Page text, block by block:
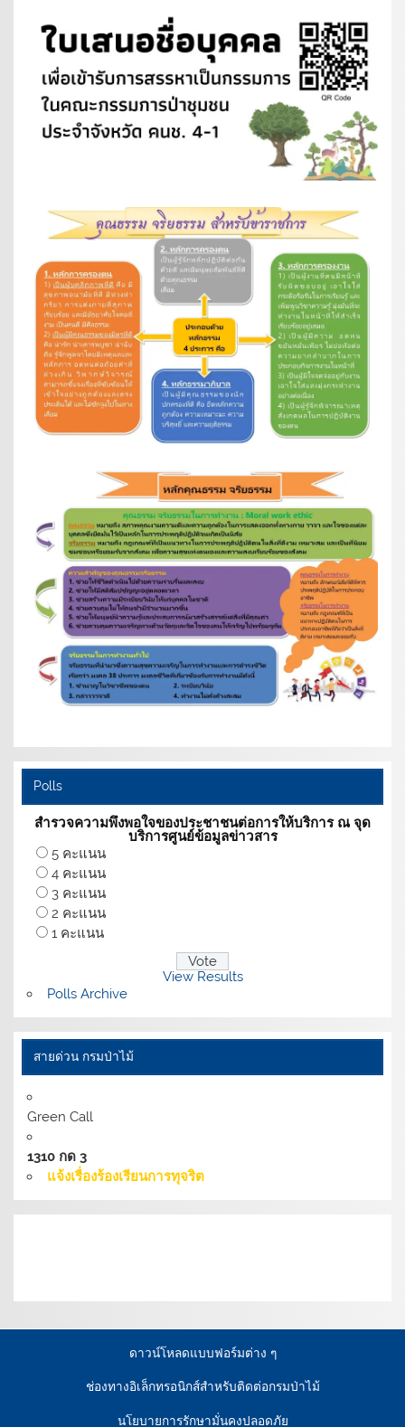
Polls
สำรวจความพึงพอใจของประชาชนต่อการให้บริการ ณ จุด
บริการศูนย์ข้อมูลข่าวสาร
5 คะแนน
4 คะแนน
3 คะแนน
2 คะแนน
1 คะแนน
View Results
Polls Archive
สายด่วน กรมป่าไม้
Green Call
1310 กด 3
แจ้งเรื่องร้องเรียนการทุจริต
ดาวน์โหลดแบบฟอร์มต่าง ๆ
ช่องทางอิเล็กทรอนิกส์สำหรับติดต่อกรมป่าไม้
นโยบายการรักษามั่นคงปลอดภัย